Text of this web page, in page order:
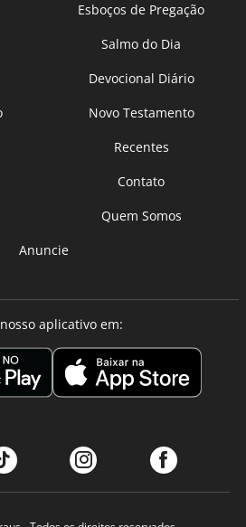
Esboços de Pregação
Salmo do Dia
Devocional Diário
Novo Testamento
Recentes
Contato
Quem Somos
Anuncie
aplicativo em: